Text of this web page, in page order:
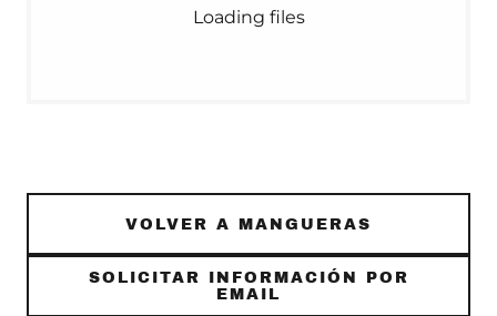
Loading files
VOLVER A MANGUERAS
SOLICITAR INFORMACIÓN POR
EMAIL